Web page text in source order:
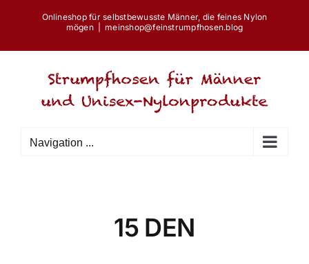
Onlineshop für selbstbewusste Männer, die feines Nylon
mögen
meinshop@feinstrumpfhosen.blog
Navigation ...
15 DEN